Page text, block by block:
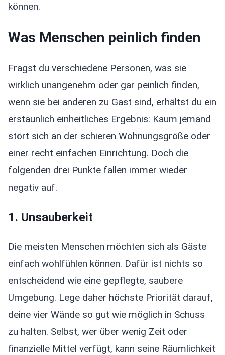
können.
Was Menschen peinlich finden
Fragst du verschiedene Personen, was sie
wirklich unangenehm oder gar peinlich finden,
wenn sie bei anderen zu Gast sind, erhältst du ein
erstaunlich einheitliches Ergebnis: Kaum jemand
stört sich an der schieren Wohnungsgröße oder
einer recht einfachen Einrichtung. Doch die
folgenden drei Punkte fallen immer wieder
negativ auf.
1. Unsauberkeit
Die meisten Menschen möchten sich als Gäste
einfach wohlfühlen können. Dafür ist nichts so
entscheidend wie eine gepflegte, saubere
Umgebung. Lege daher höchste Priorität darauf,
deine vier Wände so gut wie möglich in Schuss
zu halten. Selbst, wer über wenig Zeit oder
finanzielle Mittel verfügt, kann seine Räumlichkeit